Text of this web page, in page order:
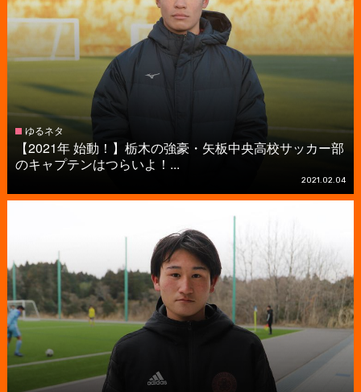
ゆるネタ
【2021年 始動！】栃木の強豪・矢板中央高校サッカー部
のキャプテンはつらいよ！...
2021.02.04